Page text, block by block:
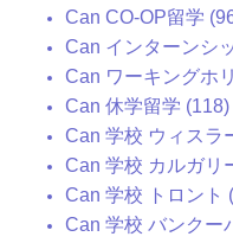
Can CO-OP留学
Can インターンシ
Can ワーキングホ
Can 休学留学 (118)
Can 学校 ウィスラ
Can 学校 カルガリ
Can 学校 トロント
Can 学校 バンクー